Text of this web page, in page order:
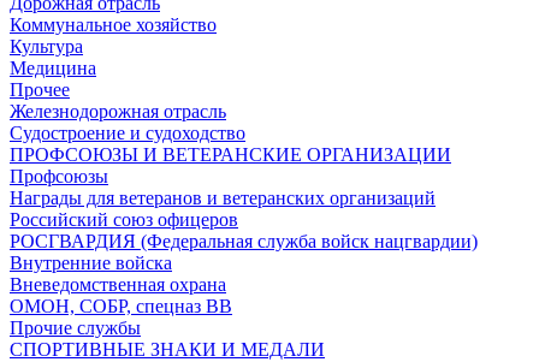
Коммунальное хозяйство
Культура
Медицина
Прочее
Железнодорожная отрасль
Судостроение и судоходство
ПРОФСОЮЗЫ И ВЕТЕРАНСКИЕ ОРГАНИЗАЦИИ
Профсоюзы
Награды для ветеранов и ветеранских организаций
Российский союз офицеров
РОСГВАРДИЯ (Федеральная служба войск нацгвардии)
Внутренние войска
Вневедомственная охрана
ОМОН, СОБР, спецназ ВВ
Прочие службы
СПОРТИВНЫЕ ЗНАКИ И МЕДАЛИ